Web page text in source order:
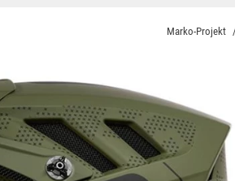
Marko-Projekt